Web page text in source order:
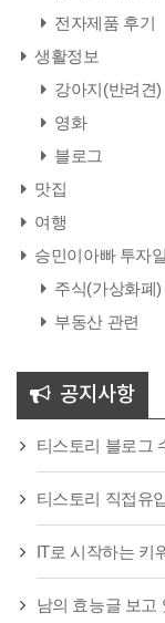
전자제품 후기
생활정보
강아지(반려견)
영화
블로그
맛집
여행
승민이아빠 투자
주식(가상화폐)
부동산 관련
공지사항
티스토리 블로그
티스토리 직접유
IT로 시작하는 키
남의 효능글 보고